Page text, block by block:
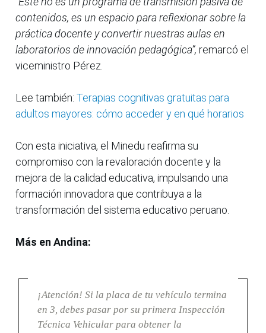
contenidos, es un espacio para reflexionar sobre la
práctica docente y convertir nuestras aulas en
laboratorios de innovación pedagógica”, remarcó el
viceministro Pérez.
Lee también: Terapias cognitivas gratuitas para
adultos mayores: cómo acceder y en qué horarios
Con esta iniciativa, el Minedu reafirma su
compromiso con la revaloración docente y la
mejora de la calidad educativa, impulsando una
formación innovadora que contribuya a la
transformación del sistema educativo peruano.
Más en Andina:
¡Atención! Si la placa de tu vehículo termina
en 3, debes pasar por su primera Inspección
Técnica Vehicular para obtener la